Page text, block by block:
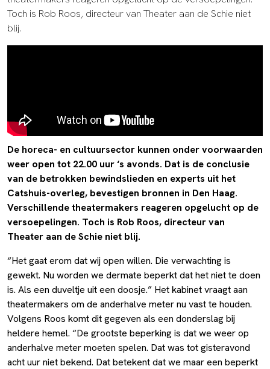
Toch is Rob Roos, directeur van Theater aan de Schie niet
blij.
De horeca- en cultuursector kunnen onder voorwaarden
weer open tot 22.00 uur ‘s avonds. Dat is de conclusie
van de betrokken bewindslieden en experts uit het
Catshuis-overleg, bevestigen bronnen in Den Haag.
Verschillende theatermakers reageren opgelucht op de
versoepelingen. Toch is Rob Roos, directeur van
Theater aan de Schie niet blij.
“Het gaat erom dat wij open willen. Die verwachting is
gewekt. Nu worden we dermate beperkt dat het niet te doen
is. Als een duveltje uit een doosje.” Het kabinet vraagt aan
theatermakers om de anderhalve meter nu vast te houden.
Volgens Roos komt dit gegeven als een donderslag bij
heldere hemel. “De grootste beperking is dat we weer op
anderhalve meter moeten spelen. Dat was tot gisteravond
acht uur niet bekend. Dat betekent dat we maar een beperkt